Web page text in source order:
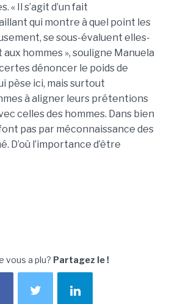
« Il s’agit d’un fait
qui montre à quel point les
se sous-évaluent elles-
hommes », souligne Manuela
dénoncer le poids de
pèse ici, mais surtout
à aligner leurs prétentions
celles des hommes. Dans bien
pas par méconnaissance des
D’où l’importance d’être
vous a plu? Partagez le !